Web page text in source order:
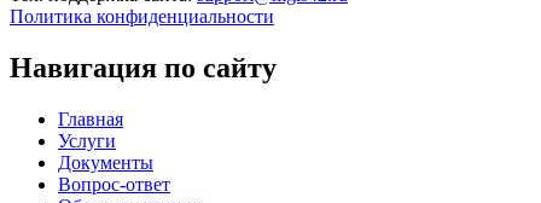
Политика конфиденциальности
Навигация по сайту
Главная
Услуги
Документы
Вопрос-ответ